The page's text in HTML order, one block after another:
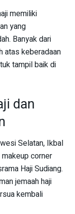
memiliki
yang
Banyak dari
atas keberadaan
tampil baik di
dan
Selatan, Ikbal
corner
Haji Sudiang.
jemaah haji
kembali